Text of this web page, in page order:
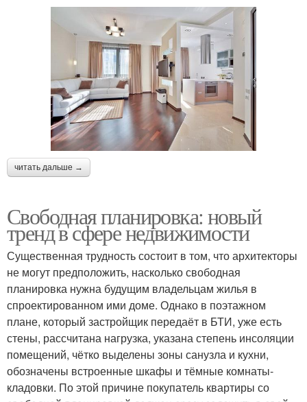
читать дальше →
Свободная планировка: новый
тренд в сфере недвижимости
Существенная трудность состоит в том, что архитекторы
не могут предположить, насколько свободная
планировка нужна будущим владельцам жилья в
спроектированном ими доме. Однако в поэтажном
плане, который застройщик передаёт в БТИ, уже есть
стены, рассчитана нагрузка, указана степень инсоляции
помещений, чётко выделены зоны санузла и кухни,
обозначены встроенные шкафы и тёмные комнаты-
кладовки. По этой причине покупатель квартиры со